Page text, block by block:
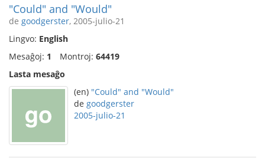
"Could" and "Would"
de goodgerster, 2005-julio-21
Lingvo: English
Mesaĝoj: 1 Montroj: 64419
Lasta mesaĝo
(en) "Could" and "Would"
de goodgerster
2005-julio-21